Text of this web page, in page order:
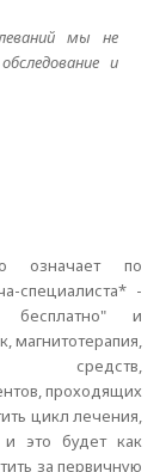
мы не
и
означает по
специалиста* -
бесплатно" и
магнитотерапия,
средств,
проходящих
цикл лечения,
это будет как
за первичную